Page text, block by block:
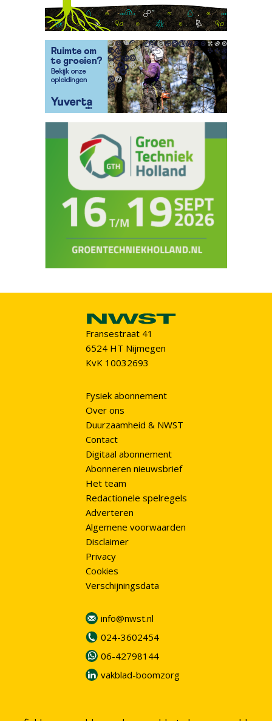
Fransestraat 41
6524 HT Nijmegen
KvK 10032693
Fysiek abonnement
Over ons
Duurzaamheid & NWST
Contact
Digitaal abonnement
Abonneren nieuwsbrief
Het team
Redactionele spelregels
Adverteren
Algemene voorwaarden
Disclaimer
Privacy
Cookies
Verschijningsdata
info@nwst.nl
024-3602454
06-42798144
vakblad-boomzorg